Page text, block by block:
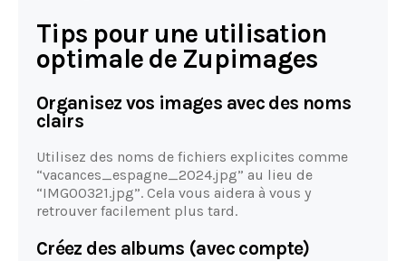
Tips pour une utilisation
optimale de Zupimages
Organisez vos images avec des noms
clairs
Utilisez des noms de fichiers explicites comme
“vacances_espagne_2024.jpg” au lieu de
“IMG00321.jpg”. Cela vous aidera à vous y
retrouver facilement plus tard.
Créez des albums (avec compte)